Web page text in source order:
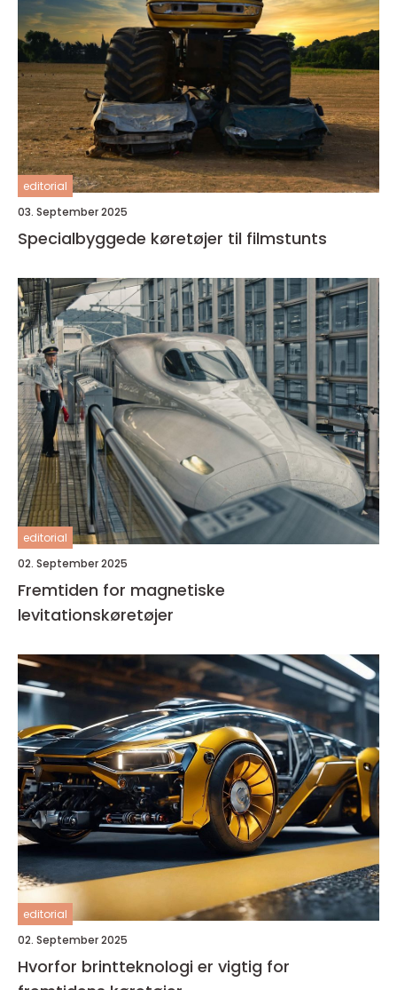
editorial
03. September 2025
Specialbyggede køretøjer til filmstunts
editorial
02. September 2025
Fremtiden for magnetiske
levitationskøretøjer
editorial
02. September 2025
Hvorfor brintteknologi er vigtig for